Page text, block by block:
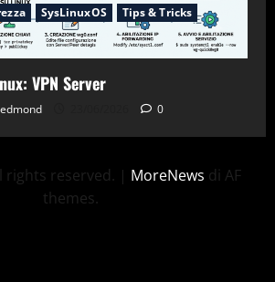
SysLinuxOS
Tips & Tricks
VPN Server
0
rights reserved. | MoreNews di AF
themes.